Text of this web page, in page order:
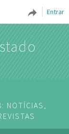
Entrar
NOTÍCIAS,